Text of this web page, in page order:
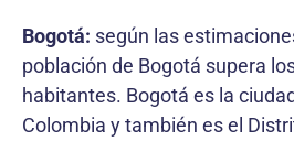
Bogotá: según las
población de Bogotá supera
habitantes. Bogotá es la
Colombia y también es el